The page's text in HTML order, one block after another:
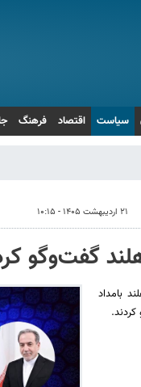
سیاست اقتصاد فرهنگ
۲۱ اردیبهشت ۱۴۰۵ - ۱۰:۱۵
گفت‌وگو
بامداد